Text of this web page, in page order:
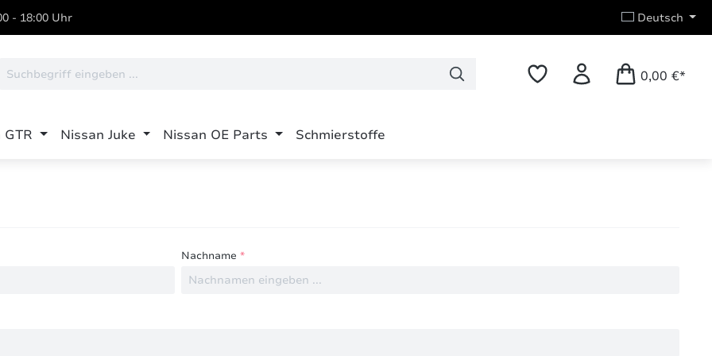
- 18:00 Uhr Deutsch
0,00 €*
Nissan Juke Nissan OE Parts Schmierstoffe
Nachname *